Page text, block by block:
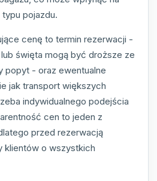
pojazdu.
cenę to termin rezerwacji -
święta mogą być droższe ze
popyt - oraz ewentualne
jak transport większych
indywidualnego podejścia
cen to jeden z
przed rezerwacją
klientów o wszystkich